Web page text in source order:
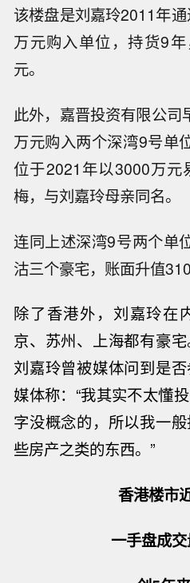
该楼盘是刘嘉玲2011年
万元购入单位，持货9
元。
此外，嘉晋投资有限公
万元购入两个深湾9号单
位于2021年以3000万
梅，与刘嘉玲母亲同名。
连同上述深湾9号两个单
沽三个豪宅，账面升值
除了香港外，刘嘉玲在
京、苏州、上海都有豪宅
刘嘉玲曾被媒体问到是
媒体称：“我其实不太懂
字没概念的，所以我一
些房产之类的东西。”
香港楼市
一手盘成